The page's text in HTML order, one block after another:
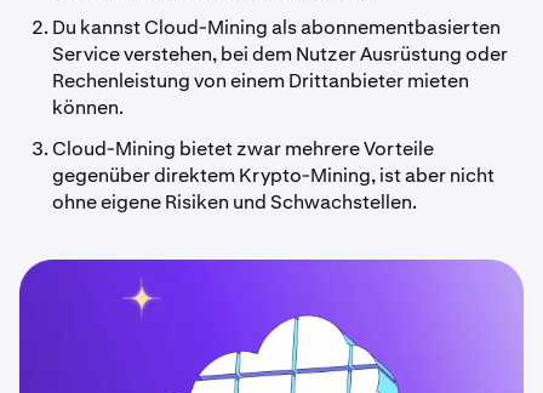
Du kannst Cloud-Mining als abonnementbasierten
Service verstehen, bei dem Nutzer Ausrüstung oder
Rechenleistung von einem Drittanbieter mieten
können.
Cloud-Mining bietet zwar mehrere Vorteile
gegenüber direktem Krypto-Mining, ist aber nicht
ohne eigene Risiken und Schwachstellen.